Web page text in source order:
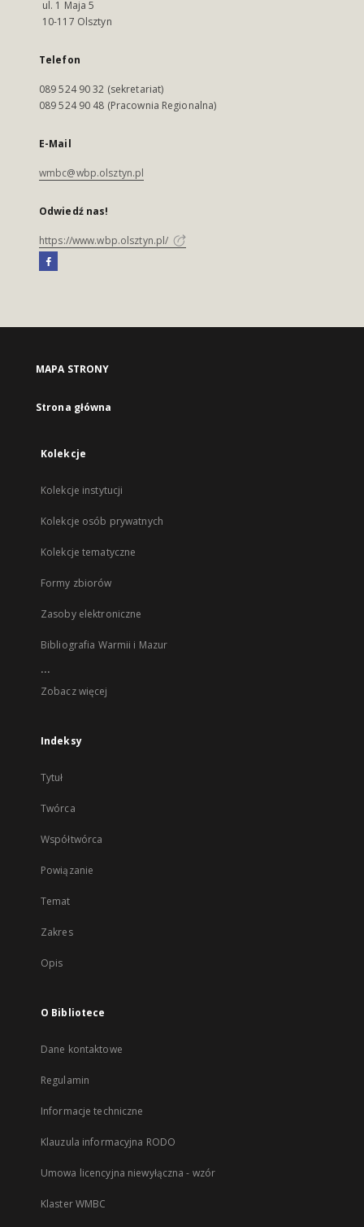
ul. 1 Maja 5
10-117 Olsztyn
Telefon
089 524 90 32 (sekretariat)
089 524 90 48 (Pracownia Regionalna)
E-Mail
wmbc@wbp.olsztyn.pl
Odwiedź nas!
https://www.wbp.olsztyn.pl/
MAPA STRONY
Strona główna
Kolekcje
Kolekcje instytucji
Kolekcje osób prywatnych
Kolekcje tematyczne
Formy zbiorów
Zasoby elektroniczne
Bibliografia Warmii i Mazur
...
Zobacz więcej
Indeksy
Tytuł
Twórca
Współtwórca
Powiązanie
Temat
Zakres
Opis
O Bibliotece
Dane kontaktowe
Regulamin
Informacje techniczne
Klauzula informacyjna RODO
Umowa licencyjna niewyłączna - wzór
Klaster WMBC